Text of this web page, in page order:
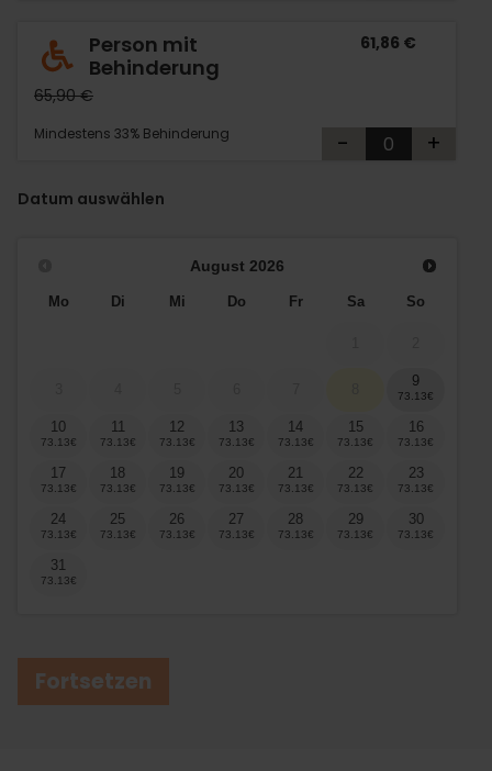
Person mit
Behinderung
65,90 €
Mindestens 33% Behinderung
61,86 €
- +
Datum auswählen
August 2026
Mo Di Mi Do Fr Sa So
9
10 11 12 13 14 15 16
17 18 19 20 21 22 23
24 25 26 27 28 29 30
31
Fortsetzen